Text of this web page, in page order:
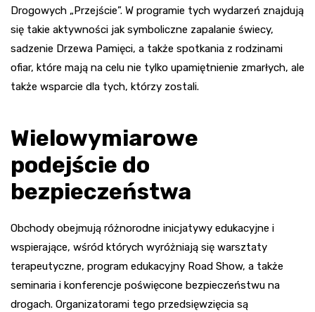
Drogowych „Przejście”. W programie tych wydarzeń znajdują
się takie aktywności jak symboliczne zapalanie świecy,
sadzenie Drzewa Pamięci, a także spotkania z rodzinami
ofiar, które mają na celu nie tylko upamiętnienie zmarłych, ale
także wsparcie dla tych, którzy zostali.
Wielowymiarowe
podejście do
bezpieczeństwa
Obchody obejmują różnorodne inicjatywy edukacyjne i
wspierające, wśród których wyróżniają się warsztaty
terapeutyczne, program edukacyjny Road Show, a także
seminaria i konferencje poświęcone bezpieczeństwu na
drogach. Organizatorami tego przedsięwzięcia są